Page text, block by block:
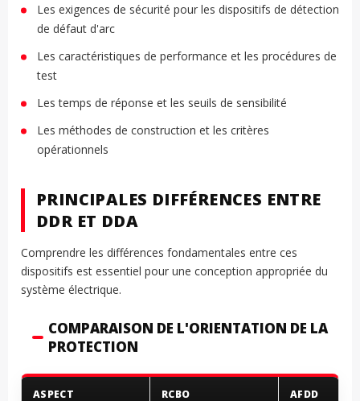
Les exigences de sécurité pour les dispositifs de détection
de défaut d'arc
Les caractéristiques de performance et les procédures de
test
Les temps de réponse et les seuils de sensibilité
Les méthodes de construction et les critères
opérationnels
PRINCIPALES DIFFÉRENCES ENTRE
DDR ET DDA
Comprendre les différences fondamentales entre ces
dispositifs est essentiel pour une conception appropriée du
système électrique.
COMPARAISON DE L'ORIENTATION DE LA
PROTECTION
ASPECT RCBO AFDD